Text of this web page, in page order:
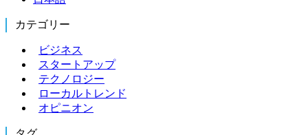
カテゴリー
ビジネス
スタートアップ
テクノロジー
ローカルトレンド
オピニオン